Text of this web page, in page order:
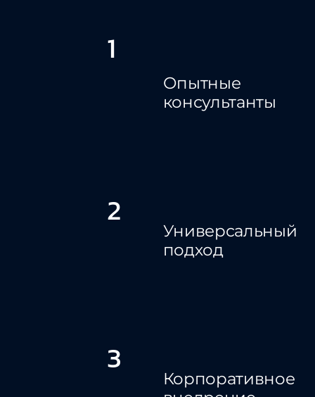
1
Опытные
консультанты
2
Универсальный
подход
3
Корпоративное